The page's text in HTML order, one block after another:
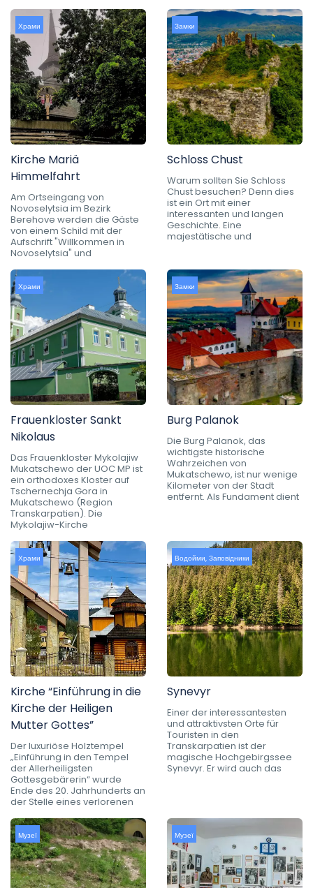
Храми
Kirche Mariä
Himmelfahrt
Am Ortseingang von
Novoselytsia im Bezirk
Berehove werden die Gäste
von einem Schild mit der
Aufschrift "Willkommen in
Novoselytsia" und
Замки
Schloss Chust
Warum sollten Sie Schloss
Chust besuchen? Denn dies
ist ein Ort mit einer
interessanten und langen
Geschichte. Eine
majestätische und
Храми
Frauenkloster Sankt
Nikolaus
Das Frauenkloster Mykolajiw
Mukatschewo der UOC MP ist
ein orthodoxes Kloster auf
Tschernechja Gora in
Mukatschewo (Region
Transkarpatien). Die
Mykolajiw-Kirche
Замки
Burg Palanok
Die Burg Palanok, das
wichtigste historische
Wahrzeichen von
Mukatschewo, ist nur wenige
Kilometer von der Stadt
entfernt. Als Fundament dient
Храми
Kirche “Einführung in die
Kirche der Heiligen
Mutter Gottes”
Der luxuriöse Holztempel
„Einführung in den Tempel
der Allerheiligsten
Gottesgebärerin“ wurde
Ende des 20. Jahrhunderts an
der Stelle eines verlorenen
Водойми, Заповідники
Synevyr
Einer der interessantesten
und attraktivsten Orte für
Touristen in den
Transkarpatien ist der
magische Hochgebirgssee
Synevyr. Er wird auch das
Музеї Музеї